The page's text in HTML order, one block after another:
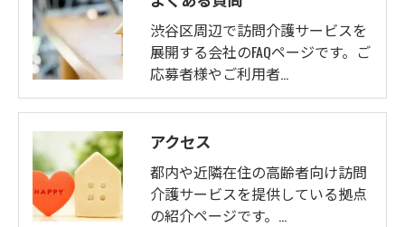
渋谷区周辺で訪問介護サービスを
展開する会社のFAQページです。ご
応募者様やご利用者…
アクセス
都内や近隣在住の高齢者向け訪問
介護サービスを提供している拠点
の紹介ページです。…